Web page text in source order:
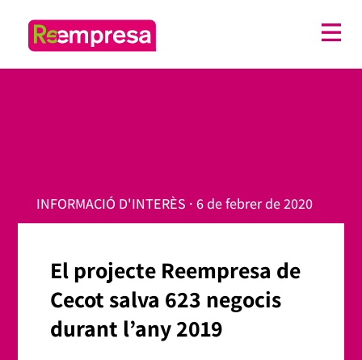
INFORMACIÓ D'INTERÈS · 6 de febrer de 2020
El projecte Reempresa de
Cecot salva 623 negocis
durant l’any 2019